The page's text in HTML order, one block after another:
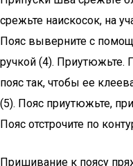
срежьте наискосок, на
Пояс выверните с
ручкой (4). Приутюжьте.
пояс так, чтобы ее
(5). Пояс приутюжьте,
Пояс отстрочите по
Пришивание к поясу